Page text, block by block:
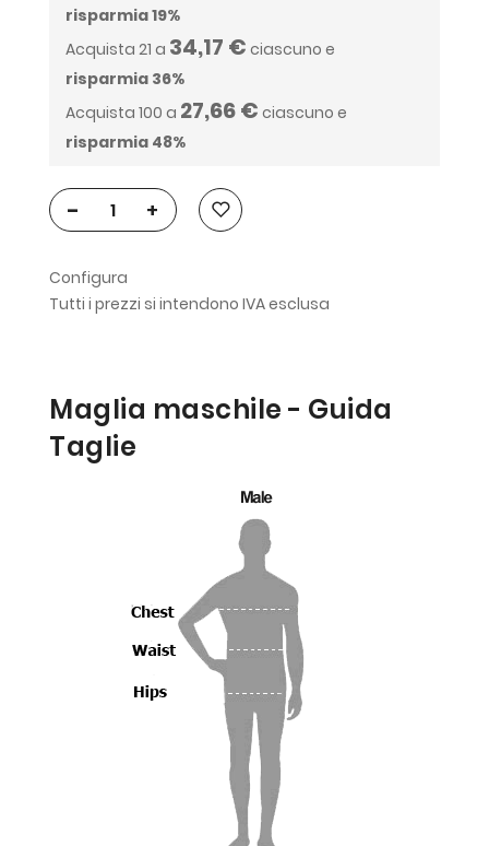
risparmia19%
Acquista 21 a 34,17 € ciascuno e
risparmia 36%
Acquista 100 a 27,66 € ciascuno e
risparmia 48%
- +
Configura
Tutti i prezzi si intendono IVA esclusa
Maglia maschile - Guida
Taglie